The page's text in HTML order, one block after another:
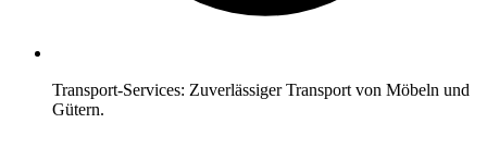
Transport-Services: Zuverlässiger Transport von Möbeln und
Gütern.